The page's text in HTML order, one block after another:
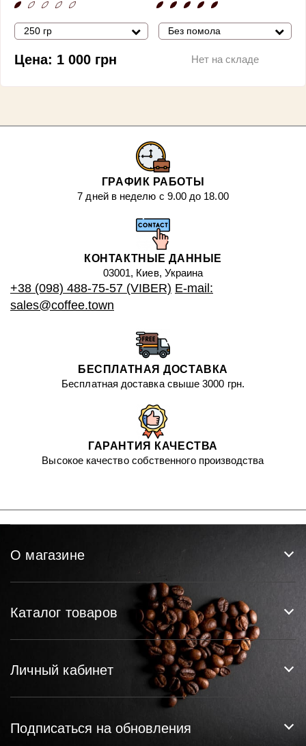
250 гр Без помола
Цена: 1 000 грн Нет на складе
ГРАФИК РАБОТЫ
7 дней в неделю с 9.00 до 18.00
КОНТАКТНЫЕ ДАННЫЕ
03001, Киев, Украина
+38 (098) 488-75-57 (VIBER) E-mail:
sales@coffee.town
БЕСПЛАТНАЯ ДОСТАВКА
Бесплатная доставка свыше 3000 грн.
ГАРАНТИЯ КАЧЕСТВА
Высокое качество собственного производства
О магазине
Каталог товаров
Личный кабинет
Подписаться на обновления